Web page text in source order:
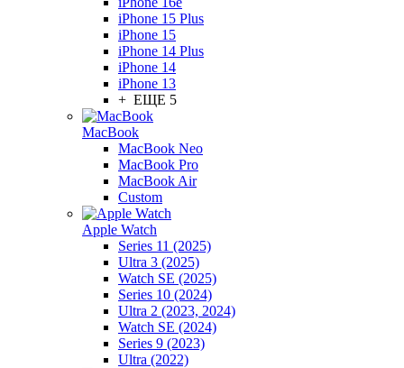
iPhone 15 Plus
iPhone 15
iPhone 14 Plus
iPhone 14
iPhone 13
+ ЕЩЕ 5
MacBook
MacBook Neo
MacBook Pro
MacBook Air
Custom
Apple Watch
Series 11 (2025)
Ultra 3 (2025)
Watch SE (2025)
Series 10 (2024)
Ultra 2 (2023, 2024)
Watch SE (2024)
Series 9 (2023)
Ultra (2022)